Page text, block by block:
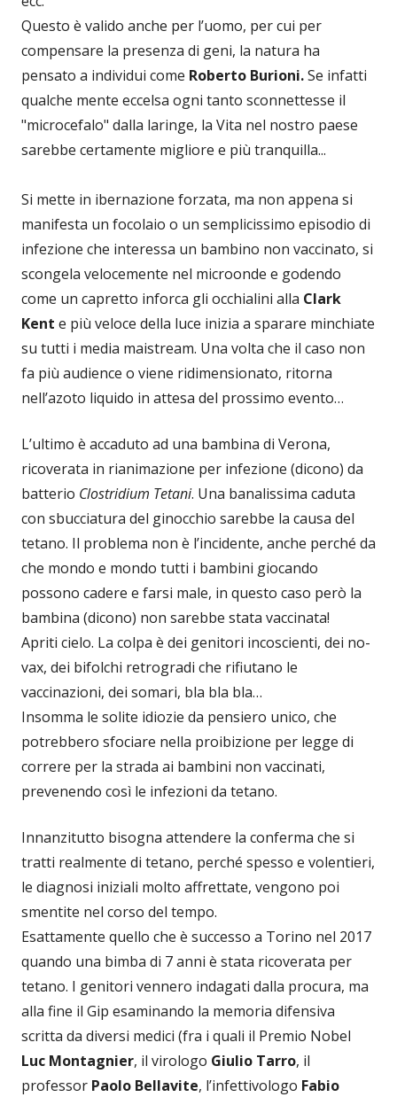
Questo è valido anche per l’uomo, per cui per
compensare la presenza di geni, la natura ha
pensato a individui come Roberto Burioni.Se infatti
qualche mente eccelsa ogni tanto sconnettesse il
"microcefalo" dalla laringe, la Vita nel nostro paese
sarebbe certamente migliore e più tranquilla...
Si mette in ibernazione forzata, ma non appena si
manifesta un focolaio o un semplicissimo episodio di
infezione che interessa un bambino non vaccinato, si
scongela velocemente nel microonde e godendo
come un capretto inforca gli occhialini alla Clark
Kent e più veloce della luce inizia a sparare minchiate
su tutti i media maistream. Una volta che il caso non
fa più audience o viene ridimensionato, ritorna
nell’azoto liquido in attesa del prossimo evento…
L’ultimo è accaduto ad una bambina di Verona,
ricoverata in rianimazione per infezione (dicono) da
batterio Clostridium Tetani. Una banalissima caduta
con sbucciatura del ginocchio sarebbe la causa del
tetano. Il problema non è l’incidente, anche perché da
che mondo e mondo tutti i bambini giocando
possono cadere e farsi male, in questo caso però la
bambina (dicono) non sarebbe stata vaccinata!
Apriti cielo. La colpa è dei genitori incoscienti, dei no-
vax, dei bifolchi retrogradi che rifiutano le
vaccinazioni, dei somari, bla bla bla…
Insomma le solite idiozie da pensiero unico, che
potrebbero sfociare nella proibizione per legge di
correre per la strada ai bambini non vaccinati,
prevenendo così le infezioni da tetano.
Innanzitutto bisogna attendere la conferma che si
tratti realmente di tetano, perché spesso e volentieri,
le diagnosi iniziali molto affrettate, vengono poi
smentite nel corso del tempo.
Esattamente quello che è successo a Torino nel 2017
quando una bimba di 7 anni è stata ricoverata per
tetano. I genitori vennero indagati dalla procura, ma
alla fine il Gip esaminando la memoria difensiva
scritta da diversi medici (fra i quali il Premio Nobel
Luc Montagnier, il virologo Giulio Tarro, il
professor Paolo Bellavite, l’infettivologo Fabio